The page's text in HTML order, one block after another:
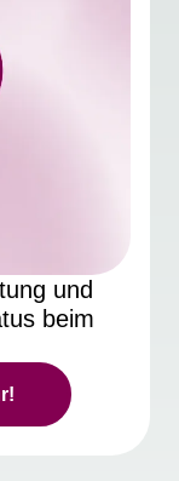
und
beim